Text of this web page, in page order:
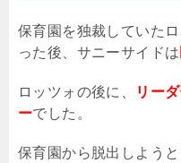
保育園を独裁していた
った後、サニーサイドは
ロッツォの後に、
リー
ーでした。
保育園から脱出しよう